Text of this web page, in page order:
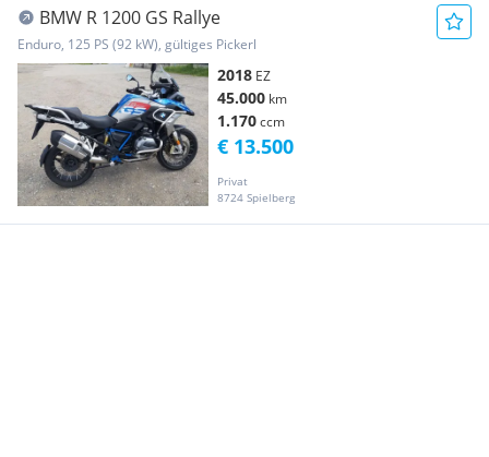
BMW R 1200 GS Rallye
Enduro, 125 PS (92 kW), gültiges Pickerl
2018 EZ
45.000 km
1.170ccm
Privat
8724 Spielberg
€ 13.500